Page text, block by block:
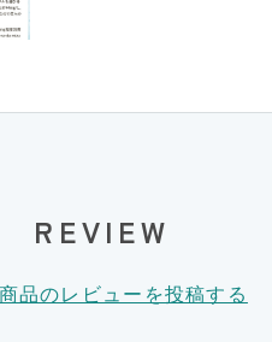
REVIEW
品のレビューを投稿する